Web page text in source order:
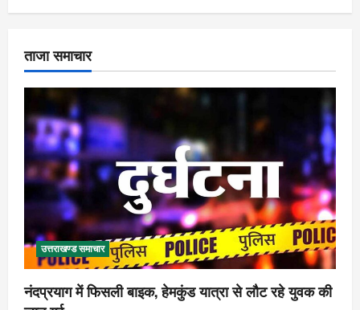
ताजा समाचार
उत्तराखण्ड समाचार
नंदप्रयाग में फिसली बाइक, हेमकुंड यात्रा से लौट रहे युवक की